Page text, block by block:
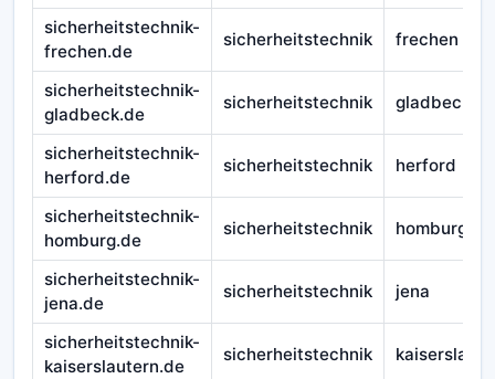
sicherheitstechnik-
frechen.de
sicherheitstechnik frechen
sicherheitstechnik-
gladbeck.de
sicherheitstechnik gladbeck
sicherheitstechnik-
herford.de
sicherheitstechnik herford
sicherheitstechnik-
homburg.de
sicherheitstechnik homburg
sicherheitstechnik-
jena.de
sicherheitstechnik jena
sicherheitstechnik-
kaiserslautern.de
sicherheitstechnik